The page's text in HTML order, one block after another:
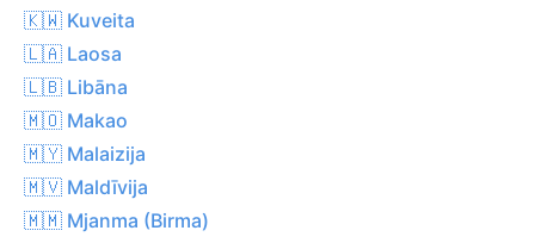
🇰🇼 Kuveita
🇱🇦 Laosa
🇱🇧 Libāna
🇲🇴 Makao
🇲🇾 Malaizija
🇲🇻 Maldīvija
🇲🇲 Mjanma (Birma)